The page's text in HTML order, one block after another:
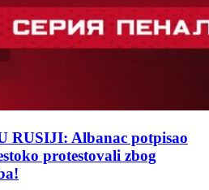
RUSIJI: Albanac potpisao
protestovali zbog